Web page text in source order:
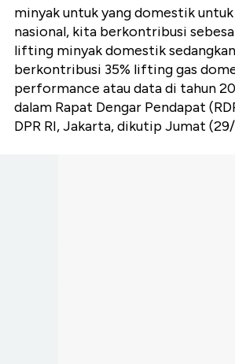
minyak untuk yang domestik
nasional, kita berkontribusi
lifting minyak domestik
berkontribusi 35% lifting gas
performance atau data di tahun
dalam Rapat Dengar Pendapat
DPR RI, Jakarta, dikutip Jumat